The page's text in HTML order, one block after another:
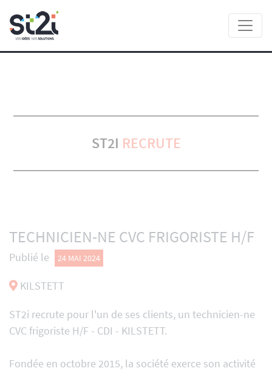
ST2I RECRUTE
TECHNICIEN-NE CVC FRIGORISTE H/F
Publié le 24 MAI 2024
KILSTETT
ST2i recrute pour l'un de ses clients, un technicien-ne
CVC frigoriste H/F - CDI - KILSTETT.
Fondée en octobre 2015, la société exerce son activité
Panneau de gestion des cookies